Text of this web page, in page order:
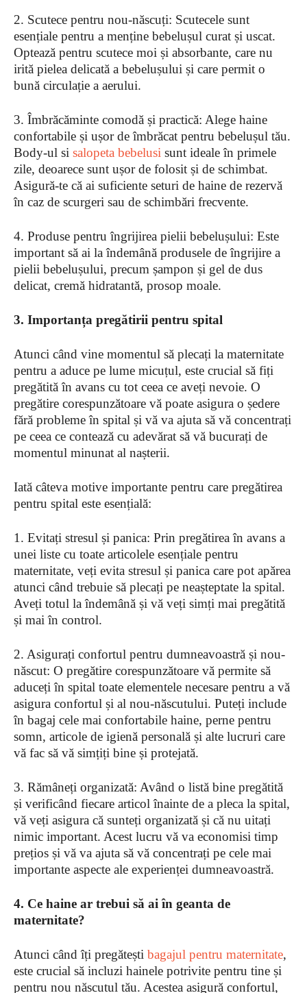
2. Scutece pentru nou-născuți: Scutecele sunt
esențiale pentru a menține bebelușul curat și uscat.
Optează pentru scutece moi și absorbante, care nu
irită pielea delicată a bebelușului și care permit o
bună circulație a aerului.
3. Îmbrăcăminte comodă și practică: Alege haine
confortabile și ușor de îmbrăcat pentru bebelușul tău.
Body-ul si salopeta bebelusi sunt ideale în primele
zile, deoarece sunt ușor de folosit și de schimbat.
Asigură-te că ai suficiente seturi de haine de rezervă
în caz de scurgeri sau de schimbări frecvente.
4. Produse pentru îngrijirea pielii bebelușului: Este
important să ai la îndemână produsele de îngrijire a
pielii bebelușului, precum șampon și gel de dus
delicat, cremă hidratantă, prosop moale.
3. Importanța pregătirii pentru spital
Atunci când vine momentul să plecați la maternitate
pentru a aduce pe lume micuțul, este crucial să fiți
pregătită în avans cu tot ceea ce aveți nevoie. O
pregătire corespunzătoare vă poate asigura o ședere
fără probleme în spital și vă va ajuta să vă concentrați
pe ceea ce contează cu adevărat să vă bucurați de
momentul minunat al nașterii.
Iată câteva motive importante pentru care pregătirea
pentru spital este esențială:
1. Evitați stresul și panica: Prin pregătirea în avans a
unei liste cu toate articolele esențiale pentru
maternitate, veți evita stresul și panica care pot apărea
atunci când trebuie să plecați pe neașteptate la spital.
Aveți totul la îndemână și vă veți simți mai pregătită
și mai în control.
2. Asigurați confortul pentru dumneavoastră și nou-
născut: O pregătire corespunzătoare vă permite să
aduceți în spital toate elementele necesare pentru a vă
asigura confortul și al nou-născutului. Puteți include
în bagaj cele mai confortabile haine, perne pentru
somn, articole de igienă personală și alte lucruri care
vă fac să vă simțiți bine și protejată.
3. Rămâneți organizată: Având o listă bine pregătită
și verificând fiecare articol înainte de a pleca la spital,
vă veți asigura că sunteți organizată și că nu uitați
nimic important. Acest lucru vă va economisi timp
prețios și vă va ajuta să vă concentrați pe cele mai
importante aspecte ale experienței dumneavoastră.
4. Ce haine ar trebui să ai în geanta de
maternitate?
Atunci când îți pregătești bagajul pentru maternitate,
este crucial să incluzi hainele potrivite pentru tine și
pentru nou născutul tău. Acestea asigură confortul,